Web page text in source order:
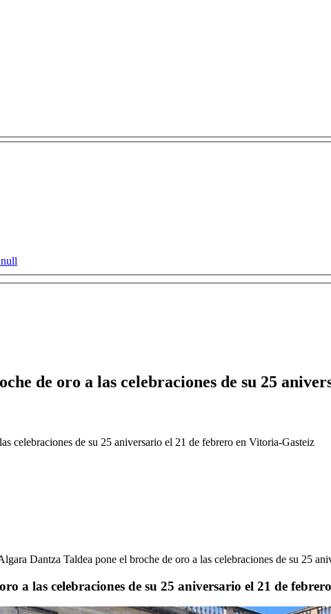
null
de oro a las celebraciones de su 25
celebraciones de su 25 aniversario el 21 de febrero en Vitoria-Gasteiz
Dantza Taldea pone el broche de oro a las celebraciones de su 25
a las celebraciones de su 25 aniversario el 21 de